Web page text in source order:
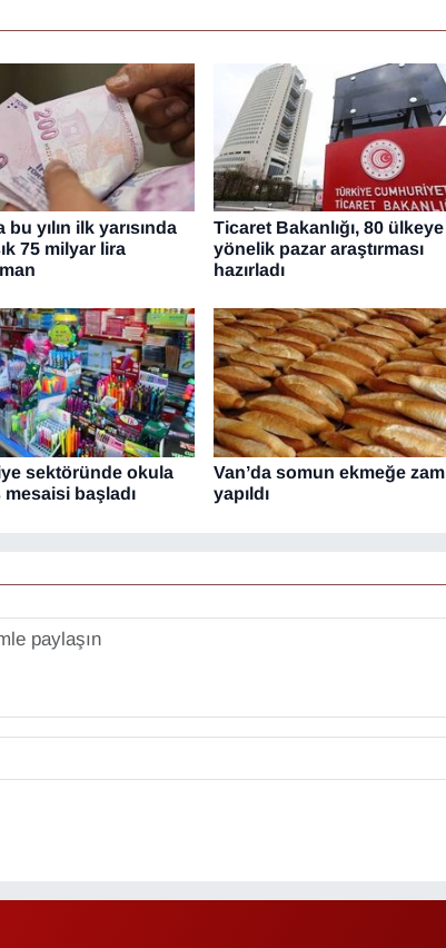
bu yılın ilk yarısında
75 milyar lira
Ticaret Bakanlığı, 80 ülkeye
yönelik pazar araştırması
hazırladı
sektöründe okula
başladı
Van’da somun ekmeğe zam
yapıldı